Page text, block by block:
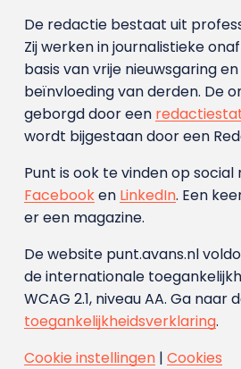
De redactie bestaat uit
Zij werken in journalistieke
basis van vrije nieuwsgaring
beïnvloeding van derden. De
geborgd door een
wordt bijgestaan door een
Punt is ook te vinden op social
Facebooken LinkedIn. Een
er een magazine.
De website punt.avans.nl
de internationale
WCAG 2.1, niveau AA. Ga naar
toegankelijkheidsverklaring.
Cookie instellingen| Cookies